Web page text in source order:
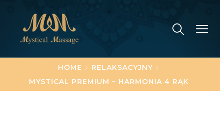
HOME
RELAKSACYJNY
MYSTICAL PREMIUM – HARMONIA 4 RĄK